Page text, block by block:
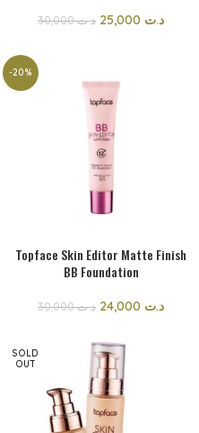
د.ت30,000 د.ت
-20%
Topface Skin Editor Matte Finish
BB Foundation
د.ت30,000 د.ت
SOLD
OUT